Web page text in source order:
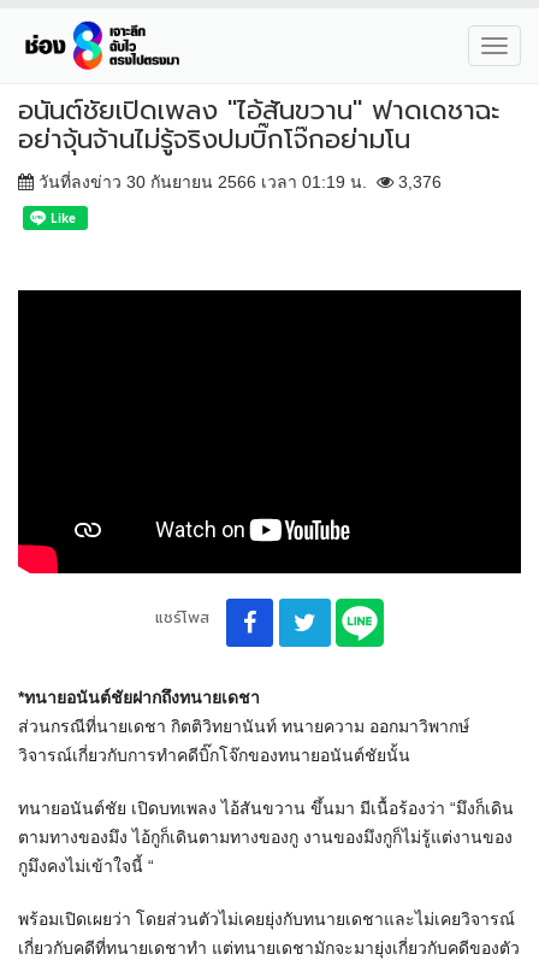
อนันต์ชัยเปิดเพลง "ไอ้สันขวาน" ฟาดเดชาฉะ
อย่าจุ้นจ้านไม่รู้จริงปมบิ๊กโจ๊กอย่ามโน
วันที่ลงข่าว 30 กันยายน 2566 เวลา 01:19 น. 3,376
แชร์โพส
*ทนายอนันต์ชัยฝากถึงทนายเดชา
ส่วนกรณีที่นายเดชา กิตติวิทยานันท์ ทนายความ ออกมาวิพากษ์
วิจารณ์เกี่ยวกับการทำคดีบิ๊กโจ๊กของทนายอนันต์ชัยนั้น
ทนายอนันต์ชัย เปิดบทเพลง ไอ้สันขวาน ขึ้นมา มีเนื้อร้องว่า “มึงก็เดิน
ตามทางของมึง ไอ้กูก็เดินตามทางของกู งานของมึงกูก็ไม่รู้แต่งานของ
กูมึงคงไม่เข้าใจนี้ “
พร้อมเปิดเผยว่า โดยส่วนตัวไม่เคยยุ่งกับทนายเดชาและไม่เคยวิจารณ์
เกี่ยวกับคดีที่ทนายเดชาทำ แต่ทนายเดชามักจะมายุ่งเกี่ยวกับคดีของตัว